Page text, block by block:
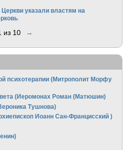
указали властям на
из 10 →
психотерапии (Митрополит Морфу
(Иеромонах Роман (Матюшин)
Тушнова)
Иоанн Сан-Францисский )